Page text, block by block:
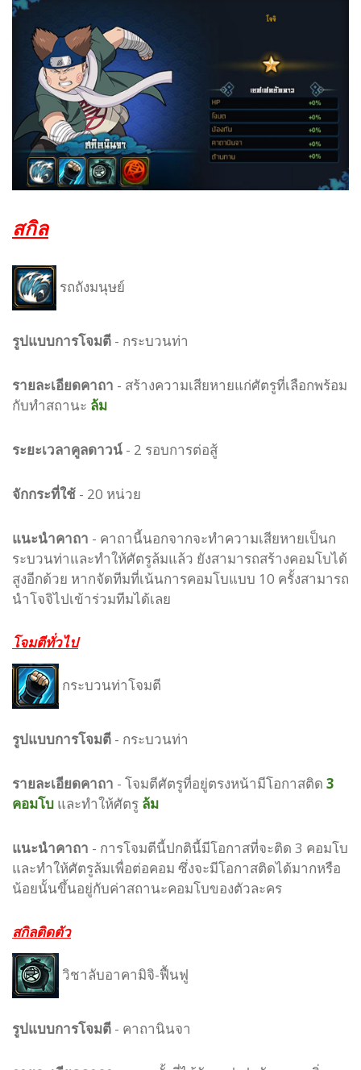
สกิล
รถถังมนุษย์
รูปแบบการโจมตี - กระบวนท่า
รายละเอียดคาถา - สร้างความเสียหายแก่ศัตรูที่เลือกพร้อม
กับทำสถานะ ล้ม
ระยะเวลาคูลดาวน์ - 2 รอบการต่อสู้
จักกระที่ใช้ - 20 หน่วย
แนะนำคาถา - คาถานี้นอกจากจะทำความเสียหายเป็นก
ระบวนท่าและทำให้ศัตรูล้มแล้ว ยังสามารถสร้างคอมโบได้
สูงอีกด้วย หากจัดทีมที่เน้นการคอมโบแบบ 10 ครั้งสามารถ
นำโจจิไปเข้าร่วมทีมได้เลย
โจมตีทั่วไป
กระบวนท่าโจมตี
รูปแบบการโจมตี - กระบวนท่า
รายละเอียดคาถา - โจมตีศัตรูที่อยู่ตรงหน้ามีโอกาสติด 3
คอมโบ และทำให้ศัตรู ล้ม
แนะนำคาถา - การโจมตีนี้ปกตินี้มีโอกาสที่จะติด 3 คอมโบ
และทำให้ศัตรูล้มเพื่อต่อคอม ซึ่งจะมีโอกาสติดได้มากหรือ
น้อยนั้นขึ้นอยู่กับค่าสถานะคอมโบของตัวละคร
สกิลติดตัว
วิชาลับอาคามิจิ-ฟื้นฟู
รูปแบบการโจมตี - คาถานินจา